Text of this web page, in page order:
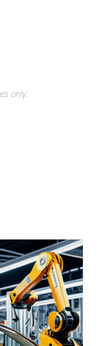
only.